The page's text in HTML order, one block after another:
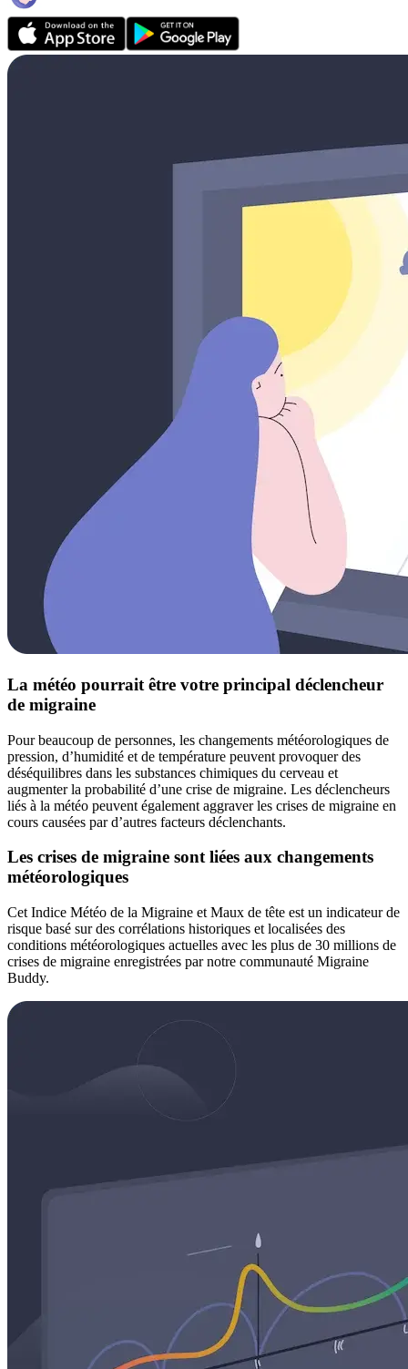
La météo pourrait être votre principal déclencheur
de migraine
Pour beaucoup de personnes, les changements météorologiques de
pression, d’humidité et de température peuvent provoquer des
déséquilibres dans les substances chimiques du cerveau et
augmenter la probabilité d’une crise de migraine. Les déclencheurs
liés à la météo peuvent également aggraver les crises de migraine en
cours causées par d’autres facteurs déclenchants.
Les crises de migraine sont liées aux changements
météorologiques
Cet Indice Météo de la Migraine et Maux de tête est un indicateur de
risque basé sur des corrélations historiques et localisées des
conditions météorologiques actuelles avec les plus de 30 millions de
crises de migraine enregistrées par notre communauté Migraine
Buddy.